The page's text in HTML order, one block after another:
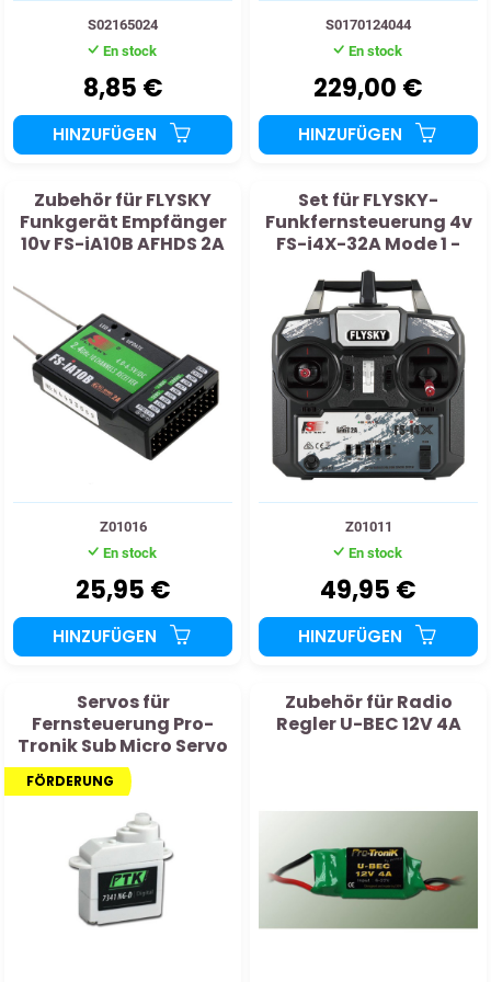
S02165024
En stock
8,85 €
HINZUFÜGEN
S0170124044
En stock
229,00 €
HINZUFÜGEN
Zubehör für FLYSKY
Funkgerät Empfänger
10v FS-iA10B AFHDS 2A
Z01016
En stock
25,95 €
HINZUFÜGEN
Set für FLYSKY-
Funkfernsteuerung 4v
FS-i4X-32A Mode 1 -
2,4ghz
Z01011
En stock
49,95 €
HINZUFÜGEN
Servos für
Fernsteuerung Pro-
Tronik Sub Micro Servo
Digital 7341 NG-D
FÖRDERUNG
Zubehör für Radio
Regler U-BEC 12V 4A